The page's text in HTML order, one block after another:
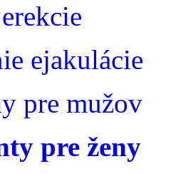
ejakulácie
pre mužov
pre ženy